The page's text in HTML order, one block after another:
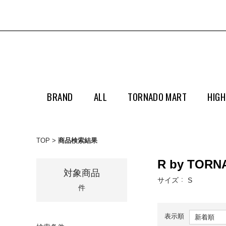
BRAND ALL TORNADO MART
TOP 商品検索結果
対象商品
件
R by
サイズ S
表示順